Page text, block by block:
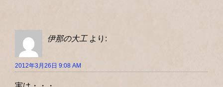
伊那の大工 より:
2012年3月26日 9:08 AM